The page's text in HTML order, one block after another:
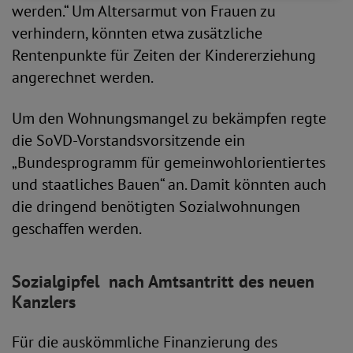
werden.“ Um Altersarmut von Frauen zu
verhindern, könnten etwa zusätzliche
Rentenpunkte für Zeiten der Kindererziehung
angerechnet werden.
Um den Wohnungsmangel zu bekämpfen regte
die SoVD-Vorstandsvorsitzende ein
„Bundesprogramm für gemeinwohlorientiertes
und staatliches Bauen“ an. Damit könnten auch
die dringend benötigten Sozialwohnungen
geschaffen werden.
Sozialgipfel nach Amtsantritt des neuen
Kanzlers
Für die auskömmliche Finanzierung des